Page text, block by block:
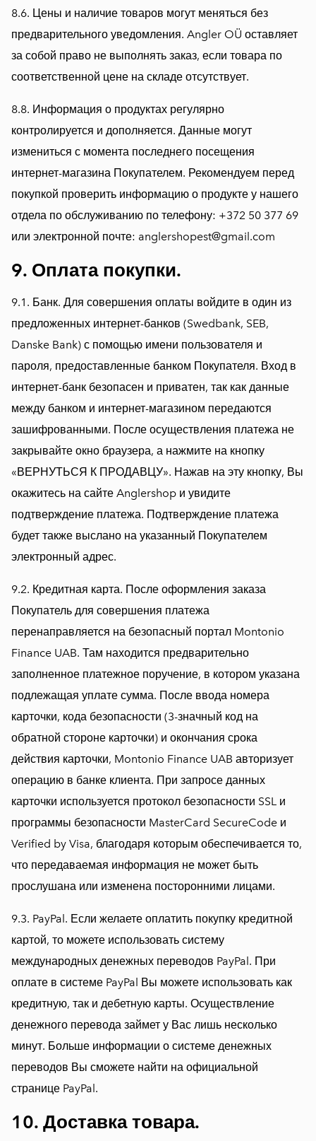
8.6. Цены и наличие товаров могут меняться без
предварительного уведомления. Angler OÜ оставляет
за собой право не выполнять заказ, если товара по
соответственной цене на складе отсутствует.
8.8. Информация о продуктах регулярно
контролируется и дополняется. Данные могут
измениться с момента последнего посещения
интернет-магазина Покупателем. Рекомендуем перед
покупкой проверить информацию о продукте у нашего
отдела по обслуживанию по телефону: +372 50 377 69
или электронной почте: anglershopest@gmail.com
9. Оплата покупки.
9.1. Банк. Для совершения оплаты войдите в один из
предложенных интернет-банков (Swedbank, SEB,
Danske Bank) с помощью имени пользователя и
пароля, предоставленные банком Покупателя. Вход в
интернет-банк безопасен и приватен, так как данные
между банком и интернет-магазином передаются
зашифрованными. После осуществления платежа не
закрывайте окно браузера, а нажмите на кнопку
«ВЕРНУТЬСЯ К ПРОДАВЦУ». Нажав на эту кнопку, Вы
окажитесь на сайте Anglershop и увидите
подтверждение платежа. Подтверждение платежа
будет также выслано на указанный Покупателем
электронный адрес.
9.2. Кредитная карта. После оформления заказа
Покупатель для совершения платежа
перенаправляется на безопасный портал Montonio
Finance UAB. Там находится предварительно
заполненное платежное поручение, в котором указана
подлежащая уплате сумма. После ввода номера
карточки, кода безопасности (3-значный код на
обратной стороне карточки) и окончания срока
действия карточки, Montonio Finance UAB авторизует
операцию в банке клиента. При запросе данных
карточки используется протокол безопасности SSL и
программы безопасности MasterCard SecureCode и
Verified by Visa, благодаря которым обеспечивается то,
что передаваемая информация не может быть
прослушана или изменена посторонними лицами.
9.3. PayPal. Если желаете оплатить покупку кредитной
картой, то можете использовать систему
международных денежных переводов PayPal. При
оплате в системе PayPal Вы можете использовать как
кредитную, так и дебетную карты. Осуществление
денежного перевода займет у Вас лишь несколько
минут. Больше информации о системе денежных
переводов Вы сможете найти на официальной
странице PayPal.
10. Доставка товара.